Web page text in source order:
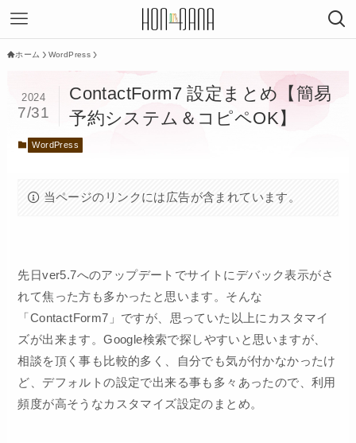
ホーム WordPress
ContactForm7 設定まとめ【簡易
予約システム＆コピペOK】
2024
7/31
WordPress
当ページのリンクには広告が含まれています。
先日ver5.7へのアップデートでサイトにデバック表示がさ
れて焦った方も多かったと思います。そんな
「ContactForm7」ですが、思っていた以上にカスタマイ
ズが出来ます。Google検索で探しやすいと思いますが、
相談を頂く事も比較的多く、自分でも気が付かなかったけ
ど、デフォルトの設定で出来る事も多々あったので、利用
頻度が高そうなカスタマイズ設定のまとめ。